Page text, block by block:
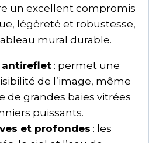
un excellent compromis
légèreté et robustesse,
mural durable.
antireflet: permet une
de l’image, même
de grandes baies vitrées
puissants.
et profondes : les